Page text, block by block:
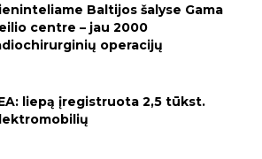
Baltijos šalyse Gama
centre – jau 2000
operacijų
liepą įregistruota 2,5 tūkst.